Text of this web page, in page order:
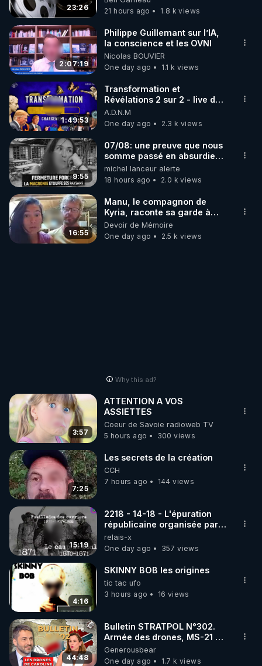
v=8nbSOYBAZTA
23:26
21 hours ago
1.8 k views
2:07:19
Philippe Guillemant sur l’IA,
la conscience et les OVNI
Nicolas BOUVIER
One day ago
1.1 k views
1:49:53
Transformation et
Révélations 2 sur 2 - live du
07/08/26
A.D.N.M
One day ago
2.3 k views
9:55
07/08: une preuve que nous
somme passé en absurdie
une dictature qui veut faire
taire ses opposant !
michel lanceur alerte
18 hours ago
2.0 k views
16:55
Manu, le compagnon de
Kyria, raconte sa garde à
vue musclée. PARTAGEZ!
Devoir de Mémoire
One day ago
2.5 k views
Why this ad?
3:57
ATTENTION A VOS
ASSIETTES
Coeur de Savoie radioweb TV
5 hours ago
300 views
7:25
Les secrets de la création
CCH
7 hours ago
144 views
15:19
2218 - 14-18 - L'épuration
républicaine organisée par
les frères de la truelle
relais-x
One day ago
357 views
4:16
SKINNY BOB les origines
tic tac ufo
3 hours ago
16 views
44:48
Bulletin STRATPOL N°302.
Armée des drones, MS-21 en
série, missiles coréens.
07.08.2026.
Generousbear
One day ago
1.7 k views